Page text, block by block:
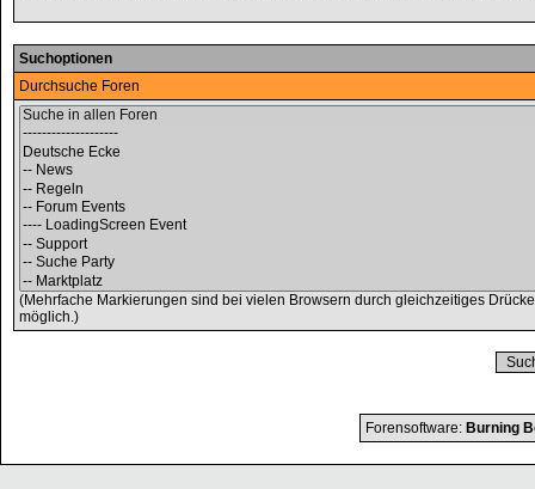
Suchoptionen
Durchsuche Foren
(Mehrfache Markierungen sind bei vielen Browsern durch gleichzeitiges
möglich.)
Forensoftware: Burning